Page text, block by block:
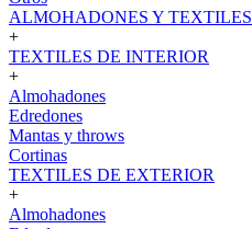
ALMOHADONES Y TEXTILES
+
TEXTILES DE INTERIOR
+
Almohadones
Edredones
Mantas y throws
Cortinas
TEXTILES DE EXTERIOR
+
Almohadones